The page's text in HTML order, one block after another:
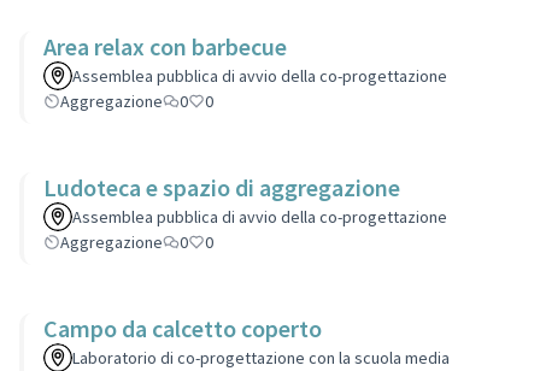
Area relax con barbecue
Assemblea pubblica di avvio della co-progettazione
Aggregazione
0 0
Ludoteca e spazio di aggregazione
Assemblea pubblica di avvio della co-progettazione
Aggregazione
0 0
Campo da calcetto coperto
Laboratorio di co-progettazione con la scuola media